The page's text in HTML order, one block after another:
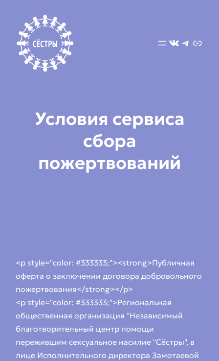
Условия сервиса
сбора
пожертвований
<p style="color: #333333;"><strong>Публичная
оферта о заключении договора добровольного
пожертвования</strong></p>
<p style="color: #333333;">Региональная
общественная организация "Независимый
благотворительный центр помощи
пережившим сексуальное насилие "Сёстры", в
лице Исполнительного директора Замотаевой